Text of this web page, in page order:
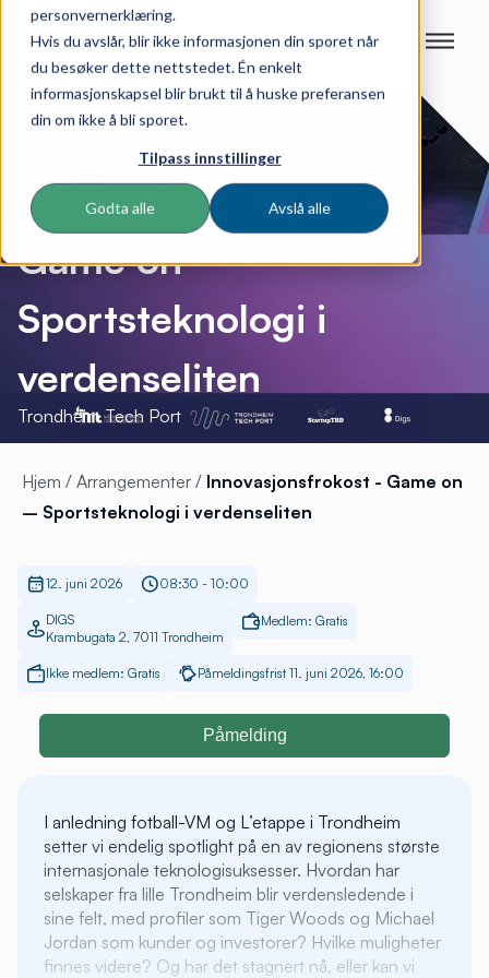
personvernerklæring.
Hvis du avslår, blir ikke informasjonen din sporet når
du besøker dette nettstedet. Én enkelt
informasjonskapsel blir brukt til å huske preferansen
din om ikke å bli sporet.
Tilpass innstillinger
Godta alle Avslå alle
Innovasjonsfrokost -
Game on –
Sportsteknologi i
verdenseliten
Trondheim Tech Port
Hjem / Arrangementer / Innovasjonsfrokost - Game on
– Sportsteknologi i verdenseliten
12. juni 2026 08:30 - 10:00
DIGS
Krambugata 2, 7011 Trondheim
Medlem: Gratis
Ikke medlem: Gratis Påmeldingsfrist 11. juni 2026, 16:00
Påmelding
I anledning fotball-VM og L’etappe i Trondheim
setter vi endelig spotlight på en av regionens største
internasjonale teknologisuksesser. Hvordan har
selskaper fra lille Trondheim blir verdensledende i
sine felt, med profiler som Tiger Woods og Michael
Jordan som kunder og investorer? Hvilke muligheter
finnes videre? Og har det stagnert nå, eller kan vi